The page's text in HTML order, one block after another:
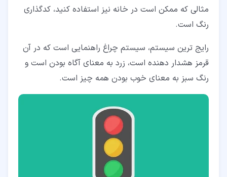
مثالی که ممکن است در خانه نیز استفاده کنید، کدگذاری
رنگ است.
رایج ترین سیستم، سیستم چراغ راهنمایی است که در آن
قرمز هشدار دهنده است، زرد به معنای آگاه بودن است و
رنگ سبز به معنای خوب بودن همه چیز است.